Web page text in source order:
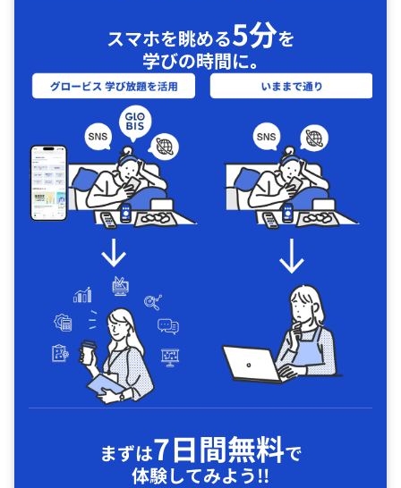
スマホを眺める5分を
学びの時間に｡
まずは7日間無料で
体験してみよう!!